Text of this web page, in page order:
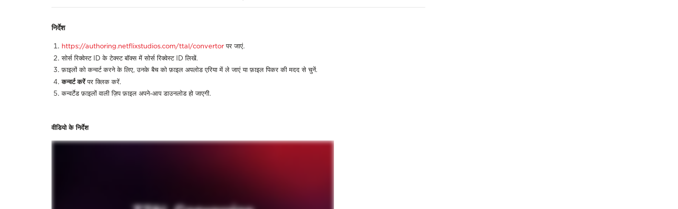
निर्देश
https://authoring.netflixstudios.com/ttal/convertor पर जाएं.
सोर्स रिक्वेस्टIDके टेक्स्ट बॉक्स में सोर्स रिक्वेस्टIDलिखें.
फ़ाइलों को कन्वर्ट करने के लिए,उनके बैच को फ़ाइल अपलोड एरिया में ले जाएं या फ़ाइल पिकर की मदद से चुनें.
कन्वर्ट करेंपर क्लिक करें.
कन्वर्टेड फ़ाइलों वाली ज़िप फ़ाइल अपने-आप डाउनलोड हो जाएगी.
वीडियो के निर्देश